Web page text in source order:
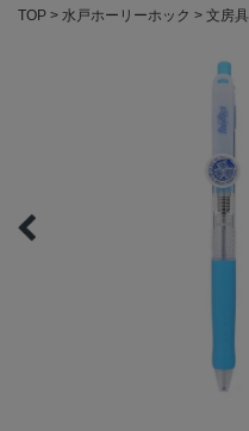
TOP 水戸ホーリーホック 文房具